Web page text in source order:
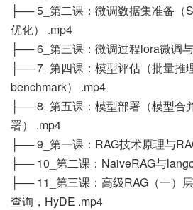
├── 5_第二课：微调数据集准备（
优化） .mp4
├── 6_第三课：微调过程lora微调
├── 7_第四课：模型评估（批量推
benchmark） .mp4
├── 8_第五课：模型部署（模型合
署） .mp4
├── 9_第一课：RAG技术原理与
├── 10_第二课：NaiveRAG与
├── 11_第三课：高级RAG（一）
查询，HyDE .mp4